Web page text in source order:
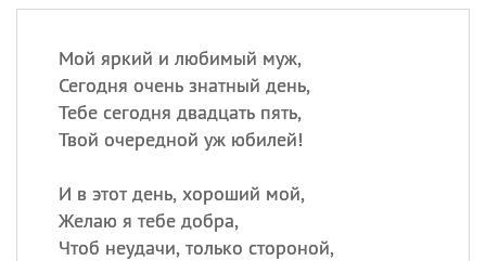
Мой яркий и любимый муж,
Сегодня очень знатный день,
Тебе сегодня двадцать пять,
Твой очередной уж юбилей!
И в этот день, хороший мой,
Желаю я тебе добра,
Чтоб неудачи, только стороной,
Посмотреть значениеи